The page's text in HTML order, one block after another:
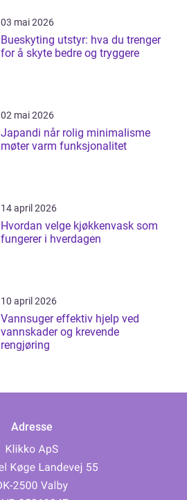
03 mai 2026
Bueskyting utstyr: hva du trenger
for å skyte bedre og tryggere
02 mai 2026
Japandi når rolig minimalisme
møter varm funksjonalitet
14 april 2026
Hvordan velge kjøkkenvask som
fungerer i hverdagen
10 april 2026
Vannsuger effektiv hjelp ved
vannskader og krevende
rengjøring
Adresse